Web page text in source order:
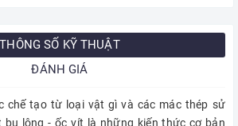
THÔNG SỐ KỸ THUẬT
ĐÁNH GIÁ
chế tạo từ loại vật gì và các mác thép sử
lông - ốc vít là những kiến thức cơ bản